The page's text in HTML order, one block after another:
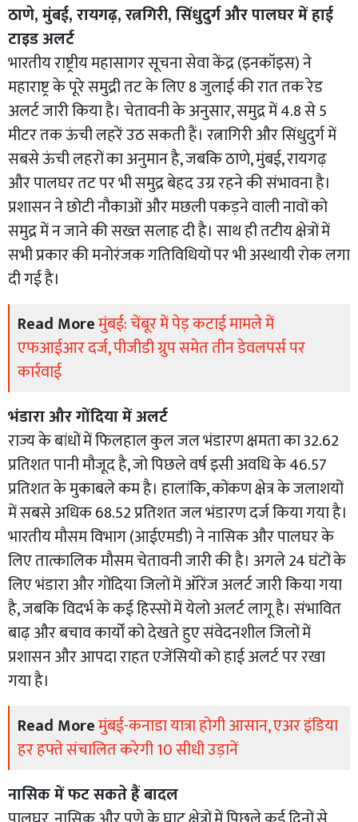
ठाणे, मुंबई, रायगढ़, रत्नगिरी, सिंधुदुर्ग और पालघर में हाई
टाइड अलर्ट
भारतीय राष्ट्रीय महासागर सूचना सेवा केंद्र (इनकॉइस) ने
महाराष्ट्र के पूरे समुद्री तट के लिए 8 जुलाई की रात तक रेड
अलर्ट जारी किया है। चेतावनी के अनुसार, समुद्र में 4.8 से 5
मीटर तक ऊंची लहरें उठ सकती हैं। रत्नागिरी और सिंधुदुर्ग में
सबसे ऊंची लहरों का अनुमान है, जबकि ठाणे, मुंबई, रायगढ़
और पालघर तट पर भी समुद्र बेहद उग्र रहने की संभावना है।
प्रशासन ने छोटी नौकाओं और मछली पकड़ने वाली नावों को
समुद्र में न जाने की सख्त सलाह दी है। साथ ही तटीय क्षेत्रों में
सभी प्रकार की मनोरंजक गतिविधियों पर भी अस्थायी रोक लगा
दी गई है।
Read Moreमुंबई: चेंबूर में पेड़ कटाई मामले में
एफआईआर दर्ज, पीजीडी ग्रुप समेत तीन डेवलपर्स पर
कार्रवाई
भंडारा और गोंदिया में अलर्ट
राज्य के बांधों में फिलहाल कुल जल भंडारण क्षमता का 32.62
प्रतिशत पानी मौजूद है, जो पिछले वर्ष इसी अवधि के 46.57
प्रतिशत के मुकाबले कम है। हालांकि, कोंकण क्षेत्र के जलाशयों
में सबसे अधिक 68.52 प्रतिशत जल भंडारण दर्ज किया गया है।
भारतीय मौसम विभाग (आईएमडी) ने नासिक और पालघर के
लिए तात्कालिक मौसम चेतावनी जारी की है। अगले 24 घंटों के
लिए भंडारा और गोंदिया जिलों में ऑरेंज अलर्ट जारी किया गया
है, जबकि विदर्भ के कई हिस्सों में येलो अलर्ट लागू है। संभावित
बाढ़ और बचाव कार्यों को देखते हुए संवेदनशील जिलों में
प्रशासन और आपदा राहत एजेंसियों को हाई अलर्ट पर रखा
गया है।
Read Moreमुंबई-कनाडा यात्रा होगी आसान, एअर इंडिया
हर हफ्ते संचालित करेगी 10 सीधी उड़ानें
नासिक में फट सकते हैं बादल